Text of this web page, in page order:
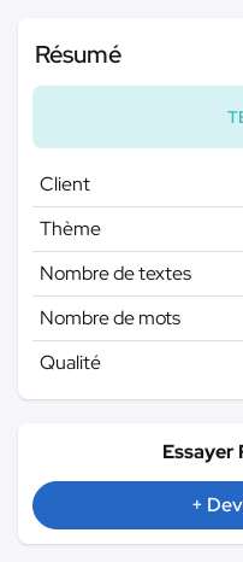
Résumé
Client
Thème
Nombre de textes
Nombre de mots
Qualité
Essayer
+